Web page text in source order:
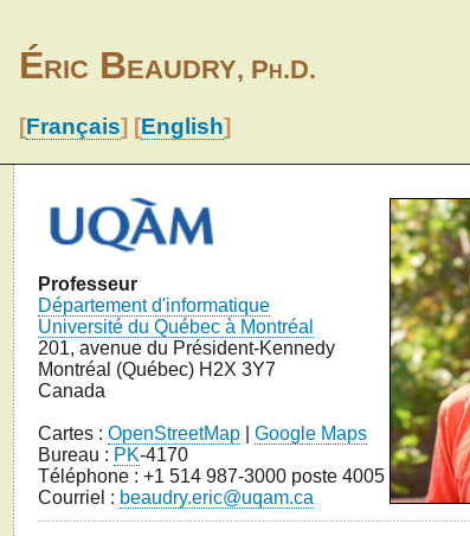
Éric Beaudry, Ph.D.
[Français] [English]
Professeur
Département d'informatique
Université du Québec à Montréal
201, avenue du Président-Kennedy
Montréal (Québec) H2X 3Y7
Canada
Cartes : OpenStreetMap
Google Maps
Bureau : PK-4170
Téléphone : +1 514 987-3000 poste 4005
Courriel : beaudry.eric@uqam.ca